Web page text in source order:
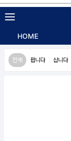
HOME
전체 팝니다 삽니다